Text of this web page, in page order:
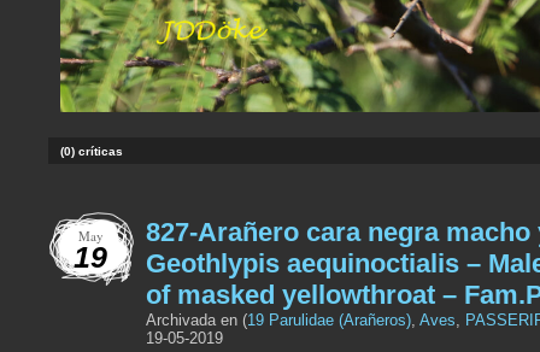
(0) críticas
May
19
827-Arañero cara negra macho
Geothlypis aequinoctialis –
of masked yellowthroat –
Archivada en (19 Parulidae (Arañeros), Aves,
19-05-2019